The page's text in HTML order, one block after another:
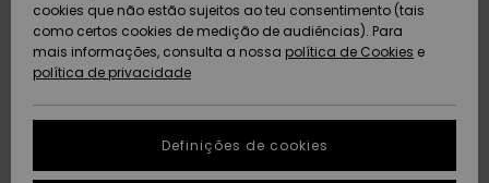
Artigos
recém-
chegados
Coleções
Artigos
recém-
chegados
Highlights
Community
AJUDA
Protecção de
dados
Guia de
tamanhos
SUSTAINABILITY
cookies que não estão sujeitos ao teu consentimento (tais
como certos cookies de medição de audiências). Para
mais informações, consulta a nossa política de Cookies e
política de privacidade
Definições de cookies